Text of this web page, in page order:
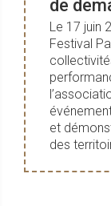
de
Le 17 juin
Festival
et
des